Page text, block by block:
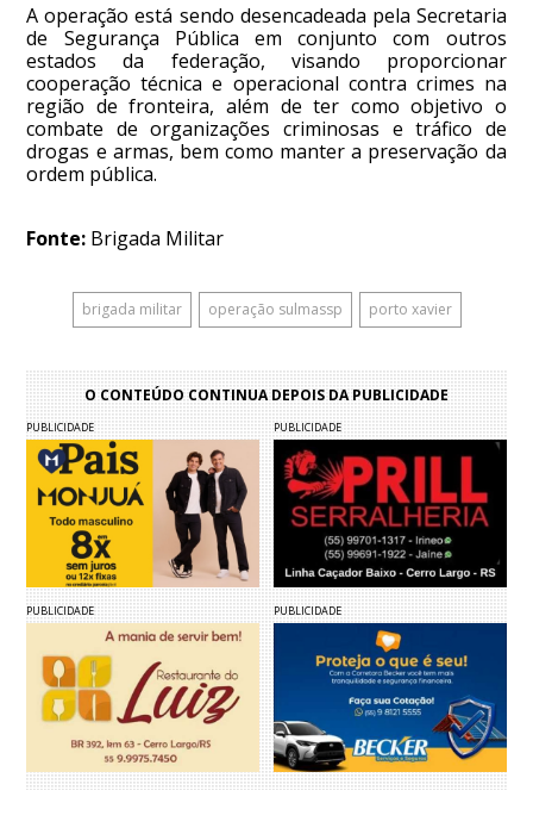
A operação está sendo desencadeada pela Secretaria
de Segurança Pública em conjunto com outros
estados da federação, visando proporcionar
cooperação técnica e operacional contra crimes na
região de fronteira, além de ter como objetivo o
combate de organizações criminosas e tráfico de
drogas e armas, bem como manter a preservação da
ordem pública.
Fonte: Brigada Militar
brigada militar operação sulmassp porto xavier
O CONTEÚDO CONTINUA DEPOIS DA PUBLICIDADE
PUBLICIDADE PUBLICIDADE
PUBLICIDADE PUBLICIDADE